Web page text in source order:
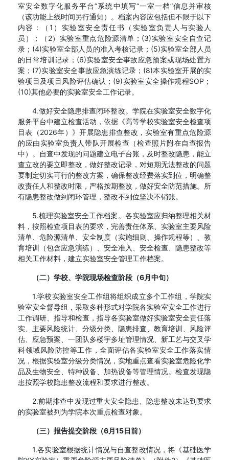
室安全数字化服务平台”系统中填写“一室一档”信息并审核
（该功能上线时间另行通知）。档案内容应包括但不限于以下
内容：（1）实验室安全责任书（实验室负责人与实验人
员）；（2）实验室重点危险源清单；(3)实验室安全自查记
录；(4)实验室全部人员的准入考核记录；(5)实验室全部人员
的日常培训记录；(6)实验室安全事故应急预案或现场处置方
案；(7)实验室安全事故应急演练记录；(8)本实验室开展的实
验项目及项目风险评估确认；(9)实验室安全操作规程SOP；
(10)其他必要的实验室安全工作记录。
4.做好安全隐患排查闭环整改。学院在实验室安全数字化
服务平台中建立检查活动，依据《高等学校实验室安全检查项
目表（2026年）》开展隐患排查整改，实验室有重点危险源
的应由实验室负责人带队开展检查（检查照片附在自查报告
中）。自查中发现的问题建立电子台账，及时整改隐患，能立
查立改的要立即整改，做好整改记录，对短期无法整改的问题
要制定切实可行的整改方案，确保整改经费落实到位，明确整
改责任人和整改时限，严格按期整改，做好安全防范措施。所
有隐患整改做到闭环管理，整改不到位坚决不销账。
5.梳理实验室安全工作档案。各实验室应归纳整理相关材
料，按照检查项目表的要求，完善责任体系、实验室主要风险
清单、危险源清单、安全制度（实施细则、操作规程等）、教
育培训（包含应急演练）、安全准入、安全检查、隐患整改等
相关工作材料，建立实验室安全管理工作档案。
（二）学校、学院现场检查阶段（6月中旬）
1.学校实验室安全工作组将组织成立多个工作组，学院实
验室安全督导组，采取多种形式对学院各实验室安全工作进行
工作调研、指导和检查，指导各实验室做好实验室安全责任落
实、主要风险统计、分级分类、隐患排查、教育培训、风险评
估、应急预案、一团队多楼宇多址管理情况、新工艺与交叉学
科领域风险防控等工作，全面评估各实验室安全工作落实情
况，根据实验室分级分类情况，实地重点查看实验室危险化学
品及生物安全、特种设备、加热设备等管理情况。检查发现隐
患按照学校隐患整改流程和要求进行整改。
2.前期排查中发现过重大安全隐患、隐患整改未达到要求
的实验室被列为学院本次重点检查对象。
（三）报告提交阶段（6月15日前）
1.各实验室根据统计情况与自查整改情况，将《基础医学